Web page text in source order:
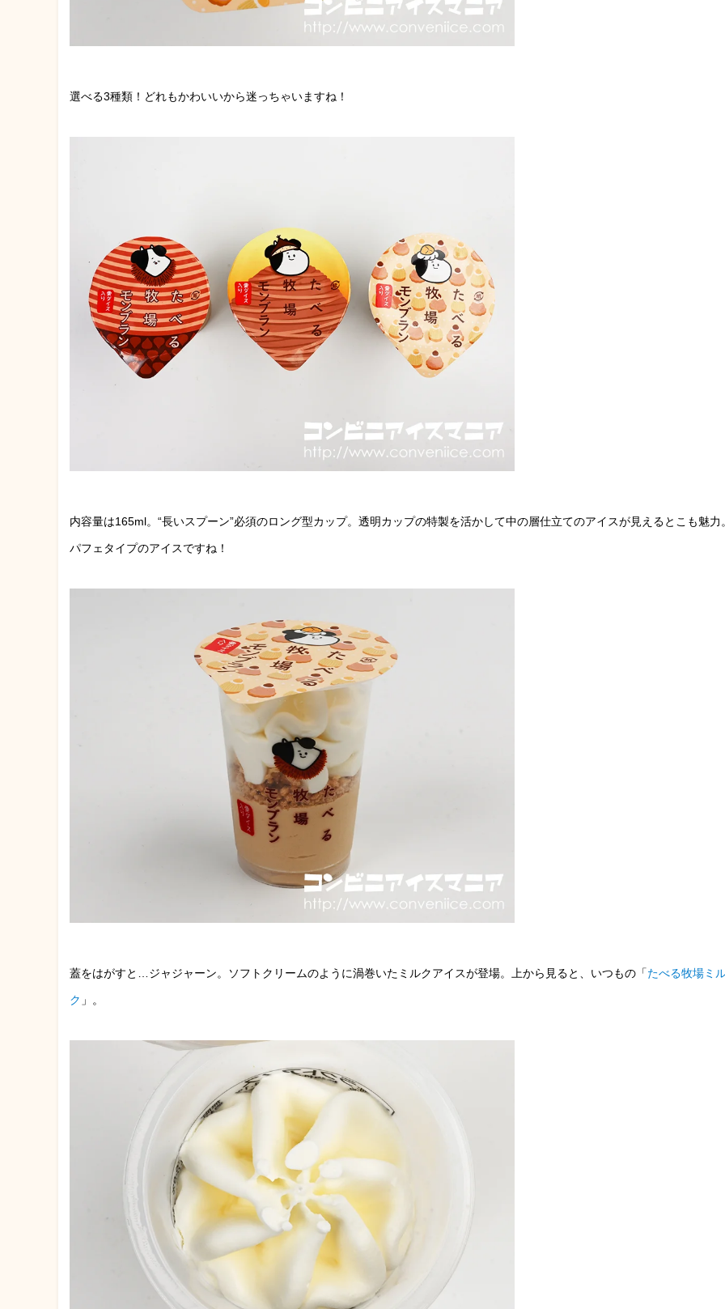
選べる3種類！どれもかわいいから迷っちゃいますね！
内容量は165ml。“長いスプーン”必須のロング型カップ。透明カップの特製を活かして中の層仕立てのアイスが見えるとこも魅力
パフェタイプのアイスですね！
蓋をはがすと…ジャジャーン。ソフトクリームのように渦巻いたミルクアイスが登場。上から見ると、いつもの「たべる牧場ミ
ク 」。